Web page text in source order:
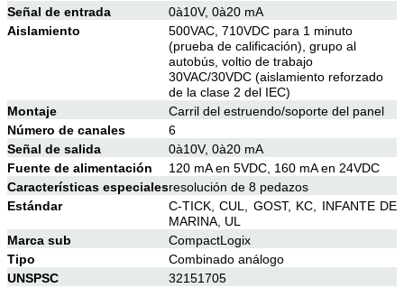
Señal de entrada
0à10V, 0à20 mA
Aislamiento
500VAC, 710VDC para 1 minuto
(prueba de calificación), grupo al
autobús, voltio de trabajo
30VAC/30VDC (aislamiento reforzado
de la clase 2 del IEC)
Montaje
Carril del estruendo/soporte del panel
Número de canales
6
Señal de salida
0à10V, 0à20 mA
Fuente de alimentación
120 mA en 5VDC, 160 mA en 24VDC
Características especialesresolución de 8 pedazos
Estándar
C-TICK, CUL, GOST, KC, INFANTE DE
MARINA, UL
Marca sub
CompactLogix
Tipo
Combinado análogo
UNSPSC
32151705